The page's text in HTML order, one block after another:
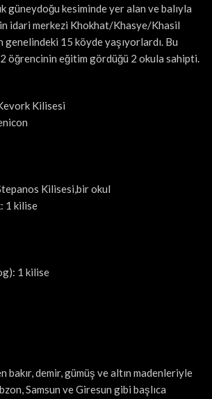
güneydoğu kesiminde yer alan ve balıyla
idari merkezi Khokhat/Khasye/Khasil
genelindeki 15 köyde yaşıyorlardı. Bu
öğrencinin eğitim gördüğü 2 okula sahipti.
Kilisesi
Kilisesi,bir okul
1 kilise
1 kilise
bakır, demir, gümüş ve altın madenleriyle
Samsun ve Giresun gibi başlıca